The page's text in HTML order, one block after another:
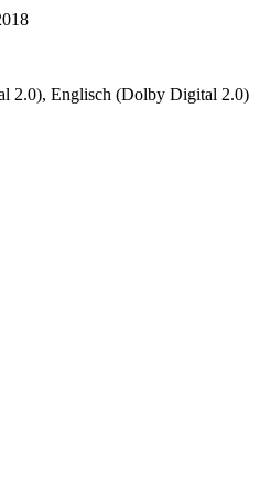
2.0), Englisch (Dolby Digital 2.0)